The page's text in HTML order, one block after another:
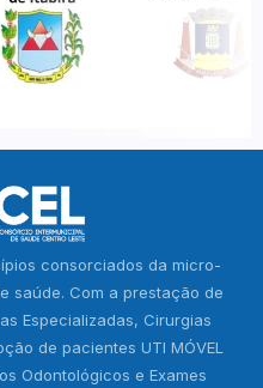
consorciados da micro-
saúde. Com a prestação de
Especializadas, Cirurgias
de pacientes UTI MÓVEL
Odontológicos e Exames